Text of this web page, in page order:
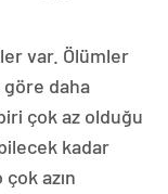
var. Ölümler
göre daha
çok az olduğu
kadar
azın